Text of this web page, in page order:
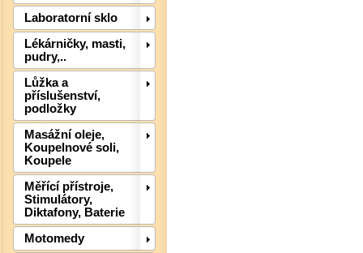
Laboratorní sklo
Lékárničky, masti,
pudry,..
Lůžka a
příslušenství,
podložky
Masážní oleje,
Koupelnové soli,
Koupele
Měřící přístroje,
Stimulátory,
Diktafony, Baterie
Motomedy